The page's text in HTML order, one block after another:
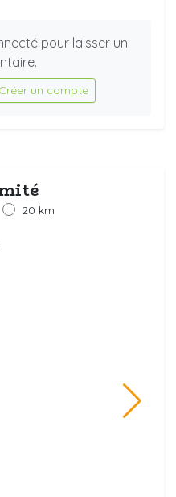
pour laisser un
Créer un compte
20 km